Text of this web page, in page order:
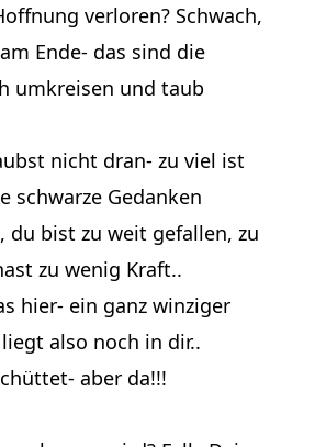
verloren? Schwach,
Ende- das sind die
umkreisen und taub
nicht dran- zu viel ist
schwarze Gedanken
du bist zu weit gefallen, zu
zu wenig Kraft..
hier- ein ganz winziger
also noch in dir..
aber da!!!